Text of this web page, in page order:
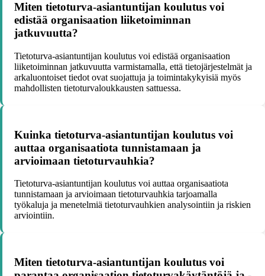
Miten tietoturva-asiantuntijan koulutus voi
edistää organisaation liiketoiminnan
jatkuvuutta?
Tietoturva-asiantuntijan koulutus voi edistää organisaation
liiketoiminnan jatkuvuutta varmistamalla, että tietojärjestelmät ja
arkaluontoiset tiedot ovat suojattuja ja toimintakykyisiä myös
mahdollisten tietoturvaloukkausten sattuessa.
Kuinka tietoturva-asiantuntijan koulutus voi
auttaa organisaatiota tunnistamaan ja
arvioimaan tietoturvauhkia?
Tietoturva-asiantuntijan koulutus voi auttaa organisaatiota
tunnistamaan ja arvioimaan tietoturvauhkia tarjoamalla
työkaluja ja menetelmiä tietoturvauhkien analysointiin ja riskien
arviointiin.
Miten tietoturva-asiantuntijan koulutus voi